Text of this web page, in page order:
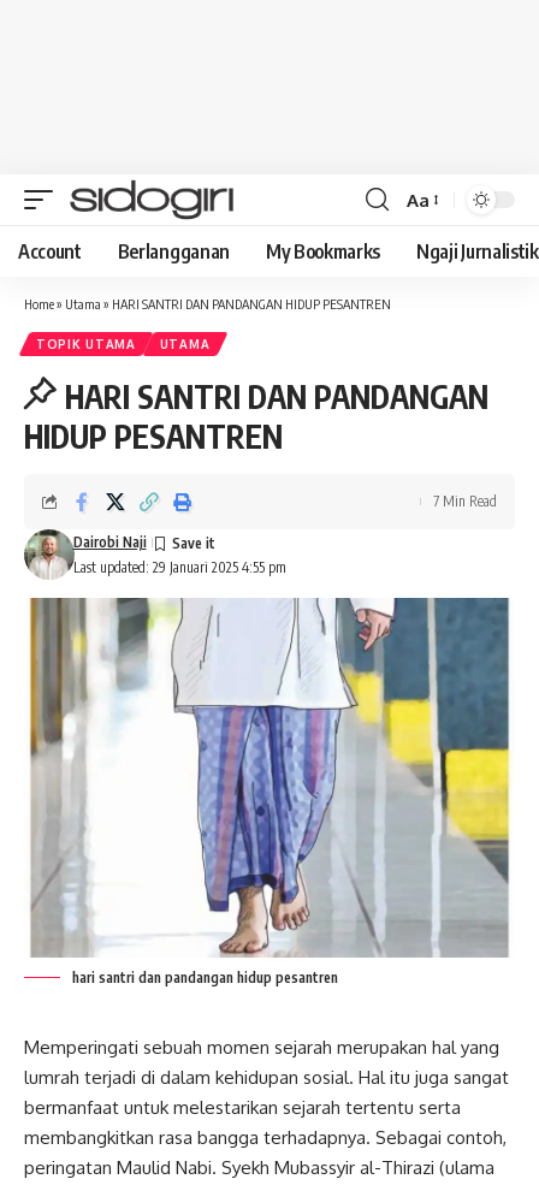
Font
Resizer
Aa
Account Berlangganan My Bookmarks Ngaji Jurnalistik
Home» Utama » HARI SANTRI DAN PANDANGAN HIDUP PESANTREN
TOPIK UTAMA UTAMA
HARI SANTRI DAN PANDANGAN
HIDUP PESANTREN
Last updated: 29 Januari 2025 4:55 pm
Dairobi Naji
7 Min Read
hari santri dan pandangan hidup pesantren
Memperingati sebuah momen sejarah merupakan hal yang
lumrah terjadi di dalam kehidupan sosial. Hal itu juga sangat
bermanfaat untuk melestarikan sejarah tertentu serta
membangkitkan rasa bangga terhadapnya. Sebagai contoh,
peringatan Maulid Nabi. Syekh Mubassyir al-Thirazi (ulama